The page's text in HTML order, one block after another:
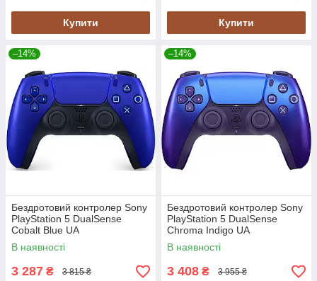
Купити Купити
–14%
Бездротовий контролер Sony
PlayStation 5 DualSense
Cobalt Blue UA
В наявності
3 287 ₴ 3 815 ₴
–14%
Бездротовий контролер Sony
PlayStation 5 DualSense
Chroma Indigo UA
В наявності
3 408 ₴ 3 955 ₴